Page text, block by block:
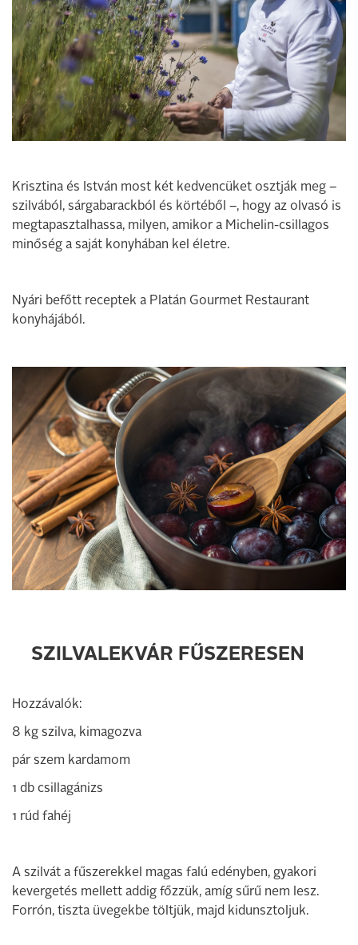
Krisztina és István most két kedvencüket osztják meg –
szilvából, sárgabarackból és körtéből –, hogy az olvasó is
megtapasztalhassa, milyen, amikor a Michelin-csillagos
minőség a saját konyhában kel életre.
Nyári befőtt receptek a Platán Gourmet Restaurant
konyhájából.
SZILVALEKVÁR FŰSZERESEN
Hozzávalók:
8 kg szilva, kimagozva
pár szem kardamom
1 db csillagánizs
1 rúd fahéj
A szilvát a fűszerekkel magas falú edényben, gyakori
kevergetés mellett addig főzzük, amíg sűrű nem lesz.
Forrón, tiszta üvegekbe töltjük, majd kidunsztoljuk.